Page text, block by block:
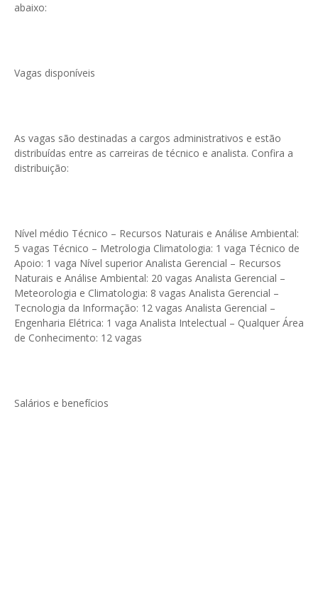
abaixo:
Vagas disponíveis
As vagas são destinadas a cargos administrativos e estão
distribuídas entre as carreiras de técnico e analista. Confira a
distribuição:
Nível médio Técnico – Recursos Naturais e Análise Ambiental:
5 vagas Técnico – Metrologia Climatologia: 1 vaga Técnico de
Apoio: 1 vaga Nível superior Analista Gerencial – Recursos
Naturais e Análise Ambiental: 20 vagas Analista Gerencial –
Meteorologia e Climatologia: 8 vagas Analista Gerencial –
Tecnologia da Informação: 12 vagas Analista Gerencial –
Engenharia Elétrica: 1 vaga Analista Intelectual – Qualquer Área
de Conhecimento: 12 vagas
Salários e benefícios